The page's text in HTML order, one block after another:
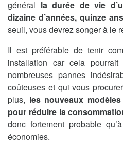
général la durée de vie
dizaine d’années, quinze
seuil, vous devrez songer à le
Il est préférable de tenir
installation car cela
nombreuses pannes
coûteuses et qui vous
plus, les nouveaux
pour réduire la
donc fortement probable
économies.